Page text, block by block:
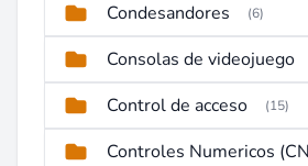
Condesandores (6)
Consolas de videojuego
Control de acceso (15)
Controles Numericos